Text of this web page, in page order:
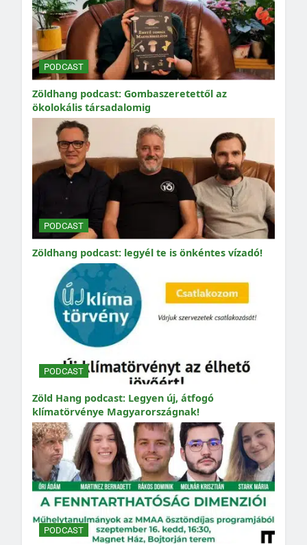
PODCAST
Zöldhang podcast: Gombaszeretettől az
ökolokális társadalomig
PODCAST
Zöldhang podcast: legyél te is önkéntes vízadó!
PODCAST
Zöld Hang podcast: Legyen új, átfogó
klímatörvénye Magyarországnak!
PODCAST